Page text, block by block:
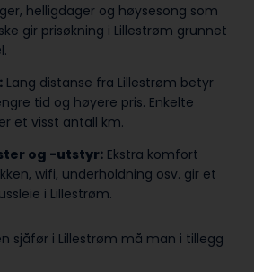
helligdager og høysesong som
gir prisøkning i Lillestrøm grunnet
Lang distanse fra Lillestrøm betyr
tid og høyere pris. Enkelte
et visst antall km.
og -utstyr: Ekstra komfort
wifi, underholdning osv. gir et
i Lillestrøm.
sjåfør i Lillestrøm må man i tillegg